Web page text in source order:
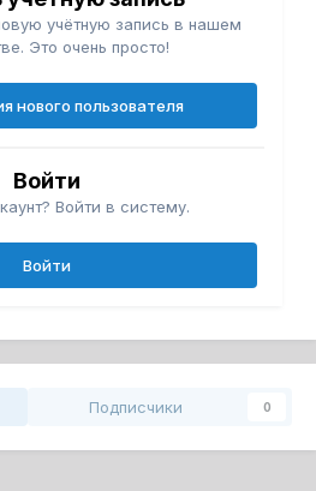
учётную запись в нашем
Это очень просто!
нового пользователя
Войти
Войти в систему.
Войти
Подписчики 0